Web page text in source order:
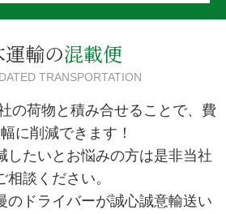
輸の混載便
TRANSPORTATION
の荷物と積み合せることで、費
に削減できます！​
したいとお悩みの方は是非当社
相談ください。​​
のドライバーが誠心誠意輸送い